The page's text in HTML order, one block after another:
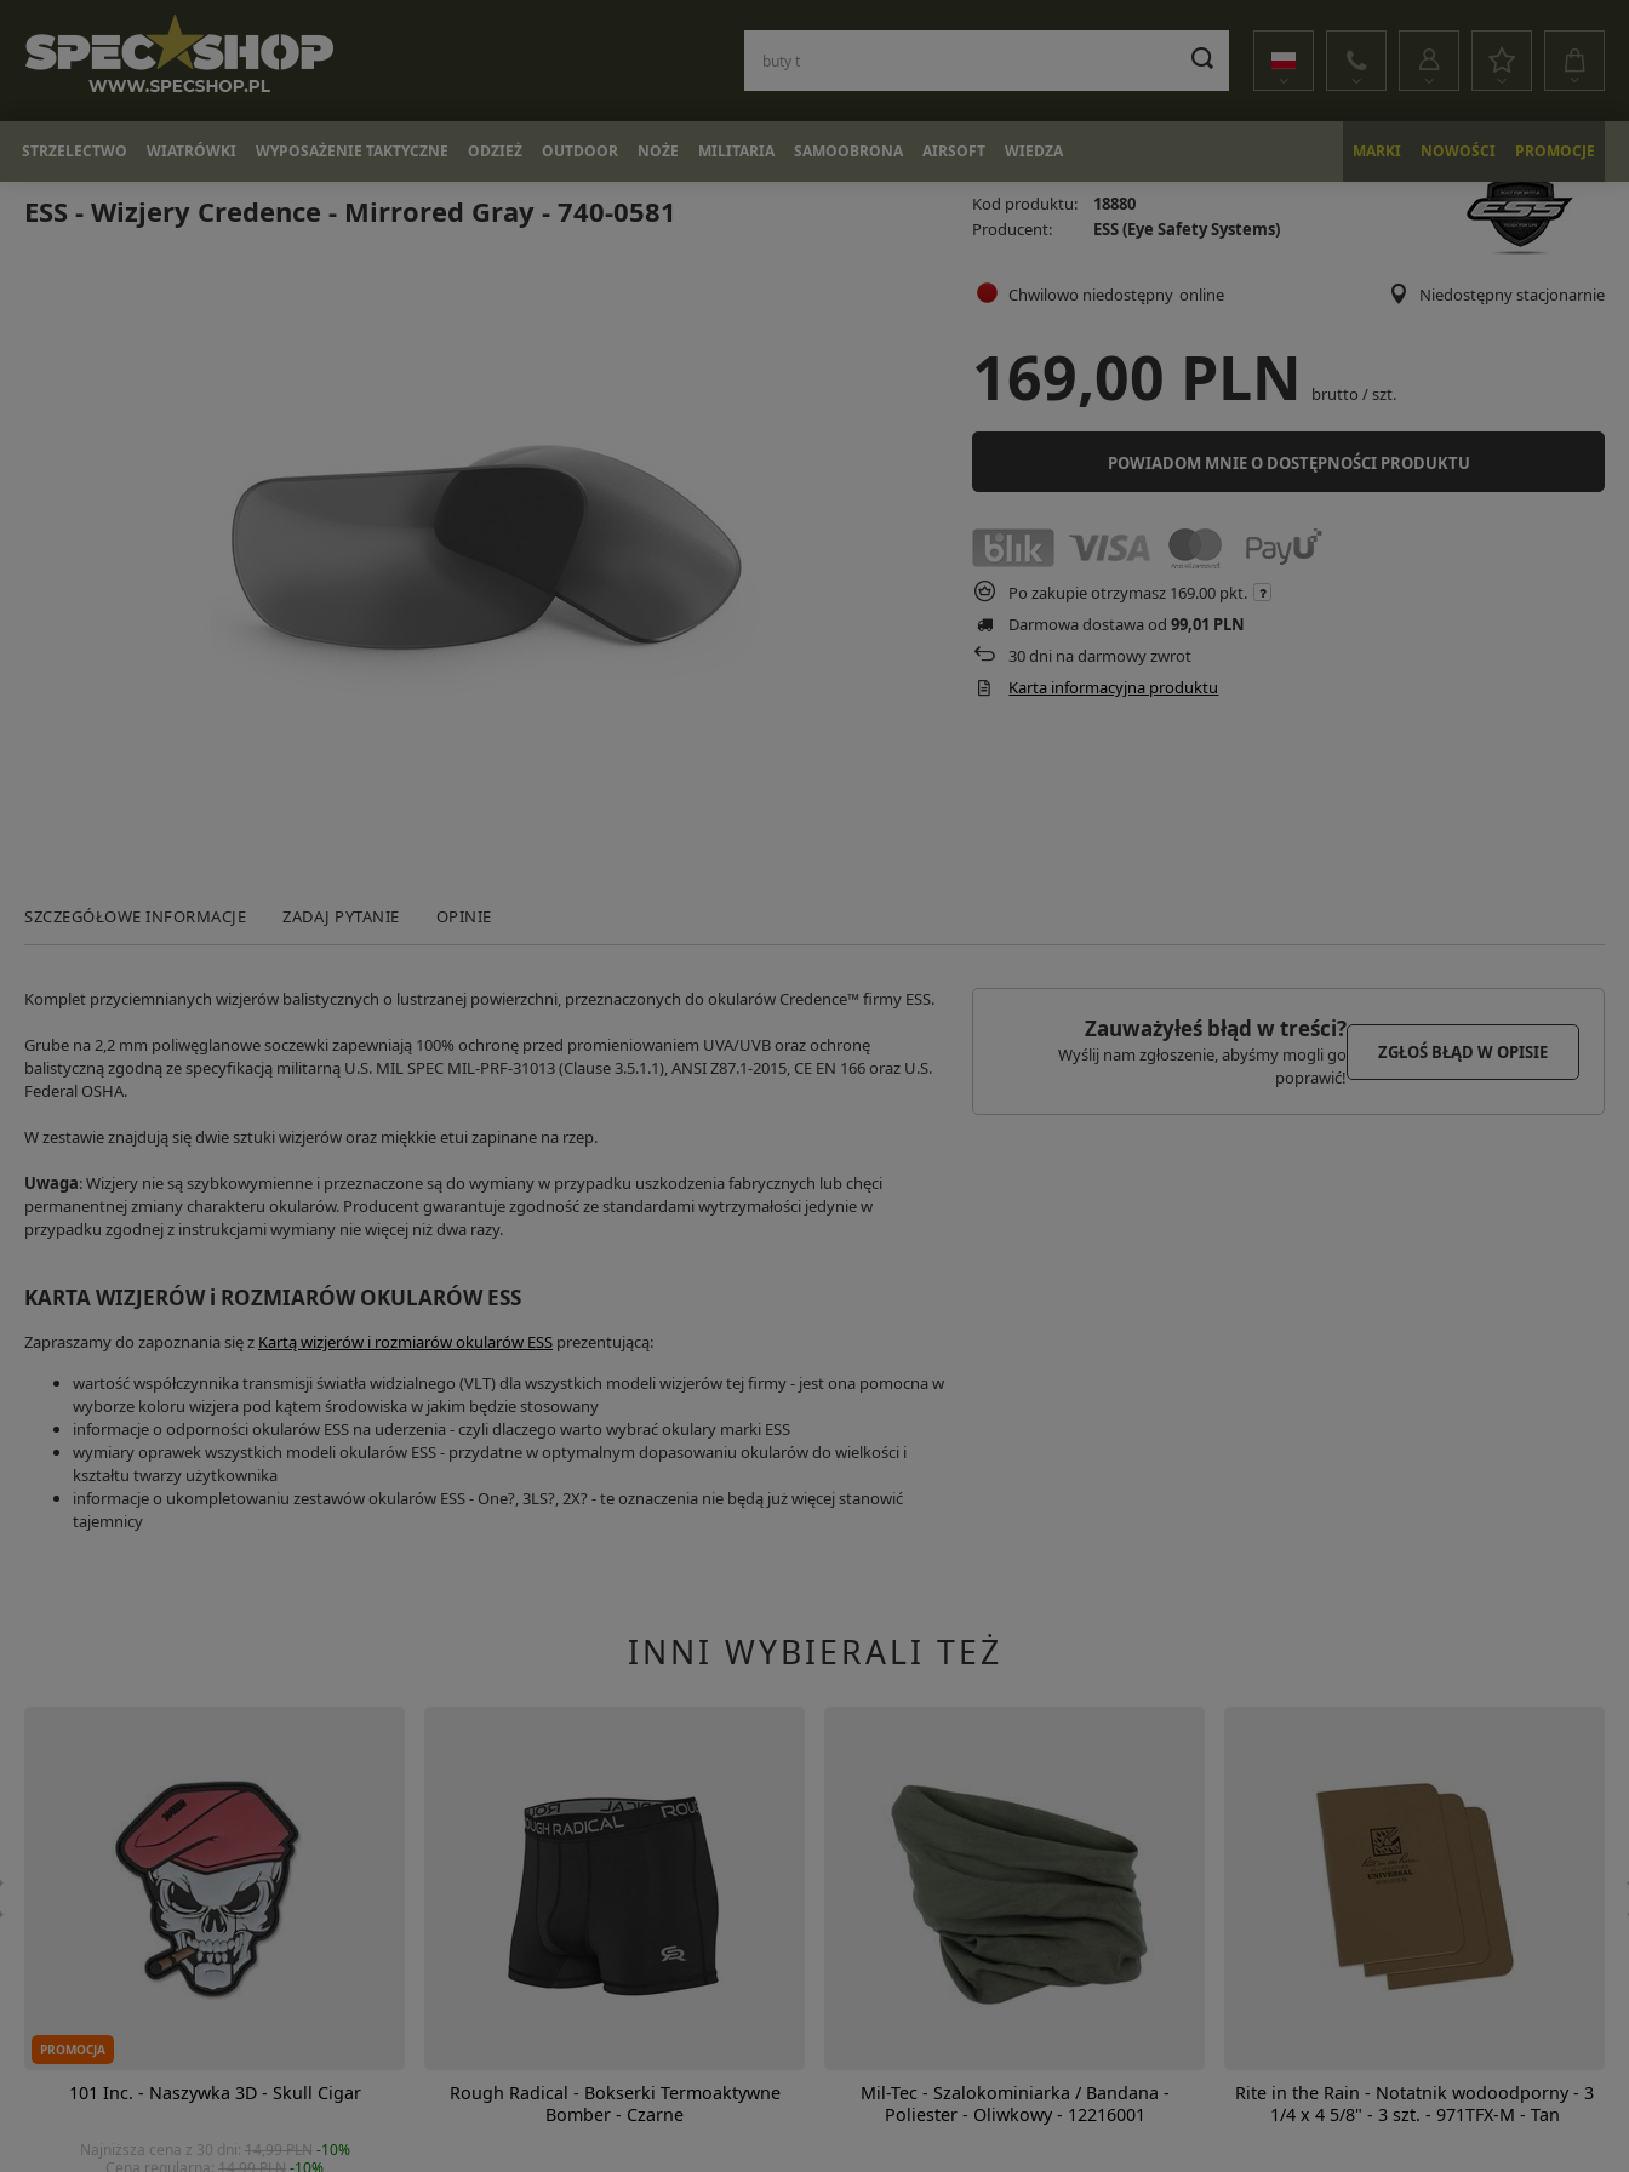
STRZELECTWO WIATRÓWKI WYPOSAŻENIE TAKTYCZNE ODZIEŻ OUTDOOR NOŻE MILITARIA SAMOOBRONA AIRSOFT WIEDZA MARKI NOWOŚCI PROMOCJE
ESS - Wizjery Credence - Mirrored Gray - 740-0581 Kod produktu:
18880
Producent:
ESS (Eye Safety Systems)
Chwilowo niedostępny online Niedostępny stacjonarnie
169,00 PLN brutto /szt.
POWIADOM MNIE O DOSTĘPNOŚCI PRODUKTU
Po zakupie otrzymasz 169.00 pkt.
Darmowa dostawa od99,01 PLN
30dni na darmowy zwrot
Karta informacyjna produktu
SZCZEGÓŁOWE INFORMACJE ZADAJ PYTANIE OPINIE
Komplet przyciemnianych wizjerów balistycznych o lustrzanej powierzchni, przeznaczonych do okularów Credence™ firmy ESS.
Grube na 2,2 mm poliwęglanowe soczewki zapewniają 100% ochronę przed promieniowaniem UVA/UVB oraz ochronę
balistyczną zgodną ze specyfikacją militarną U.S. MIL SPEC MIL-PRF-31013 (Clause 3.5.1.1), ANSI Z87.1-2015, CE EN 166 oraz U.S.
Federal OSHA.
W zestawie znajdują się dwie sztuki wizjerów oraz miękkie etui zapinane na rzep.
Uwaga: Wizjery nie są szybkowymienne i przeznaczone są do wymiany w przypadku uszkodzenia fabrycznych lub chęci
permanentnej zmiany charakteru okularów. Producent gwarantuje zgodność ze standardami wytrzymałości jedynie w
przypadku zgodnej z instrukcjami wymiany nie więcej niż dwa razy.
KARTA WIZJERÓW i ROZMIARÓW OKULARÓW ESS
Zapraszamy do zapoznania się z Kartą wizjerów i rozmiarów okularów ESS prezentującą:
wartość współczynnika transmisji światła widzialnego (VLT) dla wszystkich modeli wizjerów tej firmy - jest ona pomocna w
wyborze koloru wizjera pod kątem środowiska w jakim będzie stosowany
informacje o odporności okularów ESS na uderzenia - czyli dlaczego warto wybrać okulary marki ESS
wymiary oprawek wszystkich modeli okularów ESS - przydatne w optymalnym dopasowaniu okularów do wielkości i
kształtu twarzy użytkownika
informacje o ukompletowaniu zestawów okularów ESS - One?, 3LS?, 2X? - te oznaczenia nie będą już więcej stanowić
tajemnicy
Zauważyłeś błąd w treści?
Wyślij nam zgłoszenie, abyśmy mogli go
poprawić!
ZGŁOŚ BŁĄD W OPISIE
INNI WYBIERALI TEŻ
PROMOCJA
101 Inc. - Naszywka 3D - Skull Cigar
Najniższa cena z 30 dni: 14,99 PLN -10%
Cena regularna: 14,99 PLN-10%
Rough Radical - Bokserki Termoaktywne
Bomber - Czarne
Mil-Tec - Szalokominiarka / Bandana -
Poliester - Oliwkowy - 12216001
Rite in the Rain - Notatnik wodoodporny - 3
1/4 x 4 5/8" - 3 szt. - 971TFX-M - Tan